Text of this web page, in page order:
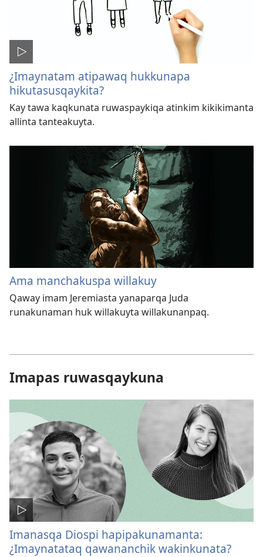
¿Imaynatam atipawaq hukkunapa
hikutasusqaykita?
Kay tawa kaqkunata ruwaspaykiqa atinkim kikikimanta
allinta tanteakuyta.
Ama manchakuspa willakuy
Qaway imam Jeremiasta yanaparqa Juda
runakunaman huk willakuyta willakunanpaq.
Imapas ruwasqaykuna
Imanasqa Diospi hapipakunamanta:
¿Imaynatataq qawananchik wakinkunata?